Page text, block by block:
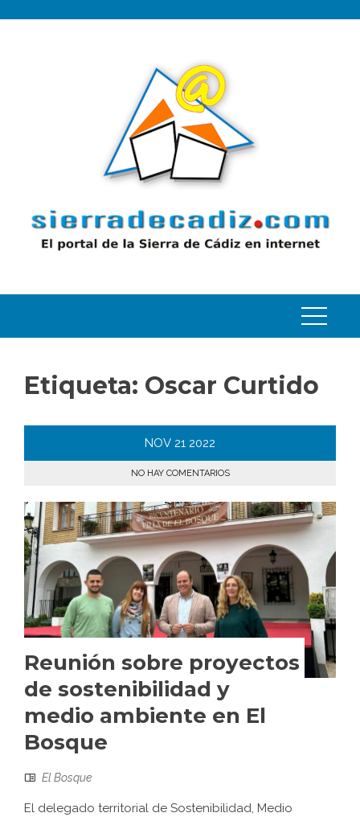
Etiqueta: Oscar Curtido
NOV 21 2022
NO HAY COMENTARIOS
Reunión sobre proyectos
de sostenibilidad y
medio ambiente en El
Bosque
El Bosque
El delegado territorial de Sostenibilidad, Medio